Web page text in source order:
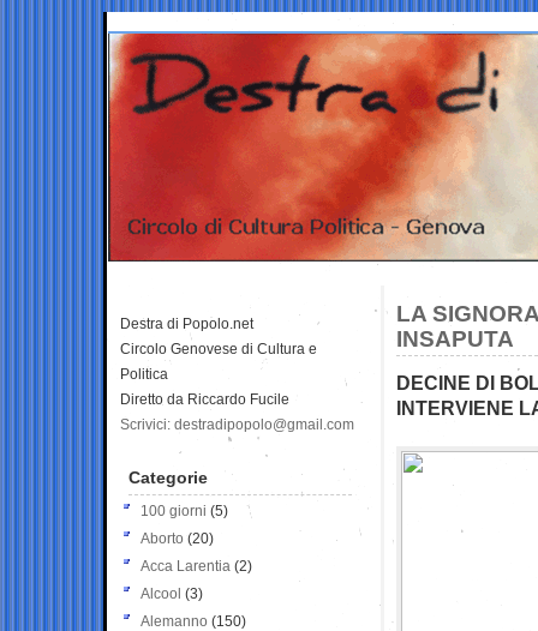
LA
INSAPUTA
DECINE DI
INTERVIENE
Destra di Popolo.net
Circolo Genovese di Cultura e
Politica
Diretto da Riccardo Fucile
Scrivici: destradipopolo@gmail.com
Categorie
100 giorni (5)
Aborto (20)
Acca Larentia (2)
Alcool (3)
Alemanno (150)